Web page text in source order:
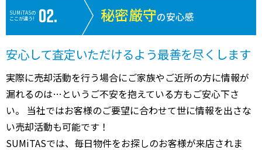
SUMiTASの
ここが違う!
秘密厳守の安心感
安心して査定いただけるよう最善を尽くします
実際に売却活動を行う場合にご家族やご近所の方に情報が
漏れるのは…というご不安を抱えている方もご安心下さ
い。 当社ではお客様のご要望に合わせて世に情報を出さな
い売却活動も可能です！
SUMiTASでは、毎日物件をお探しのお客様が来店されま